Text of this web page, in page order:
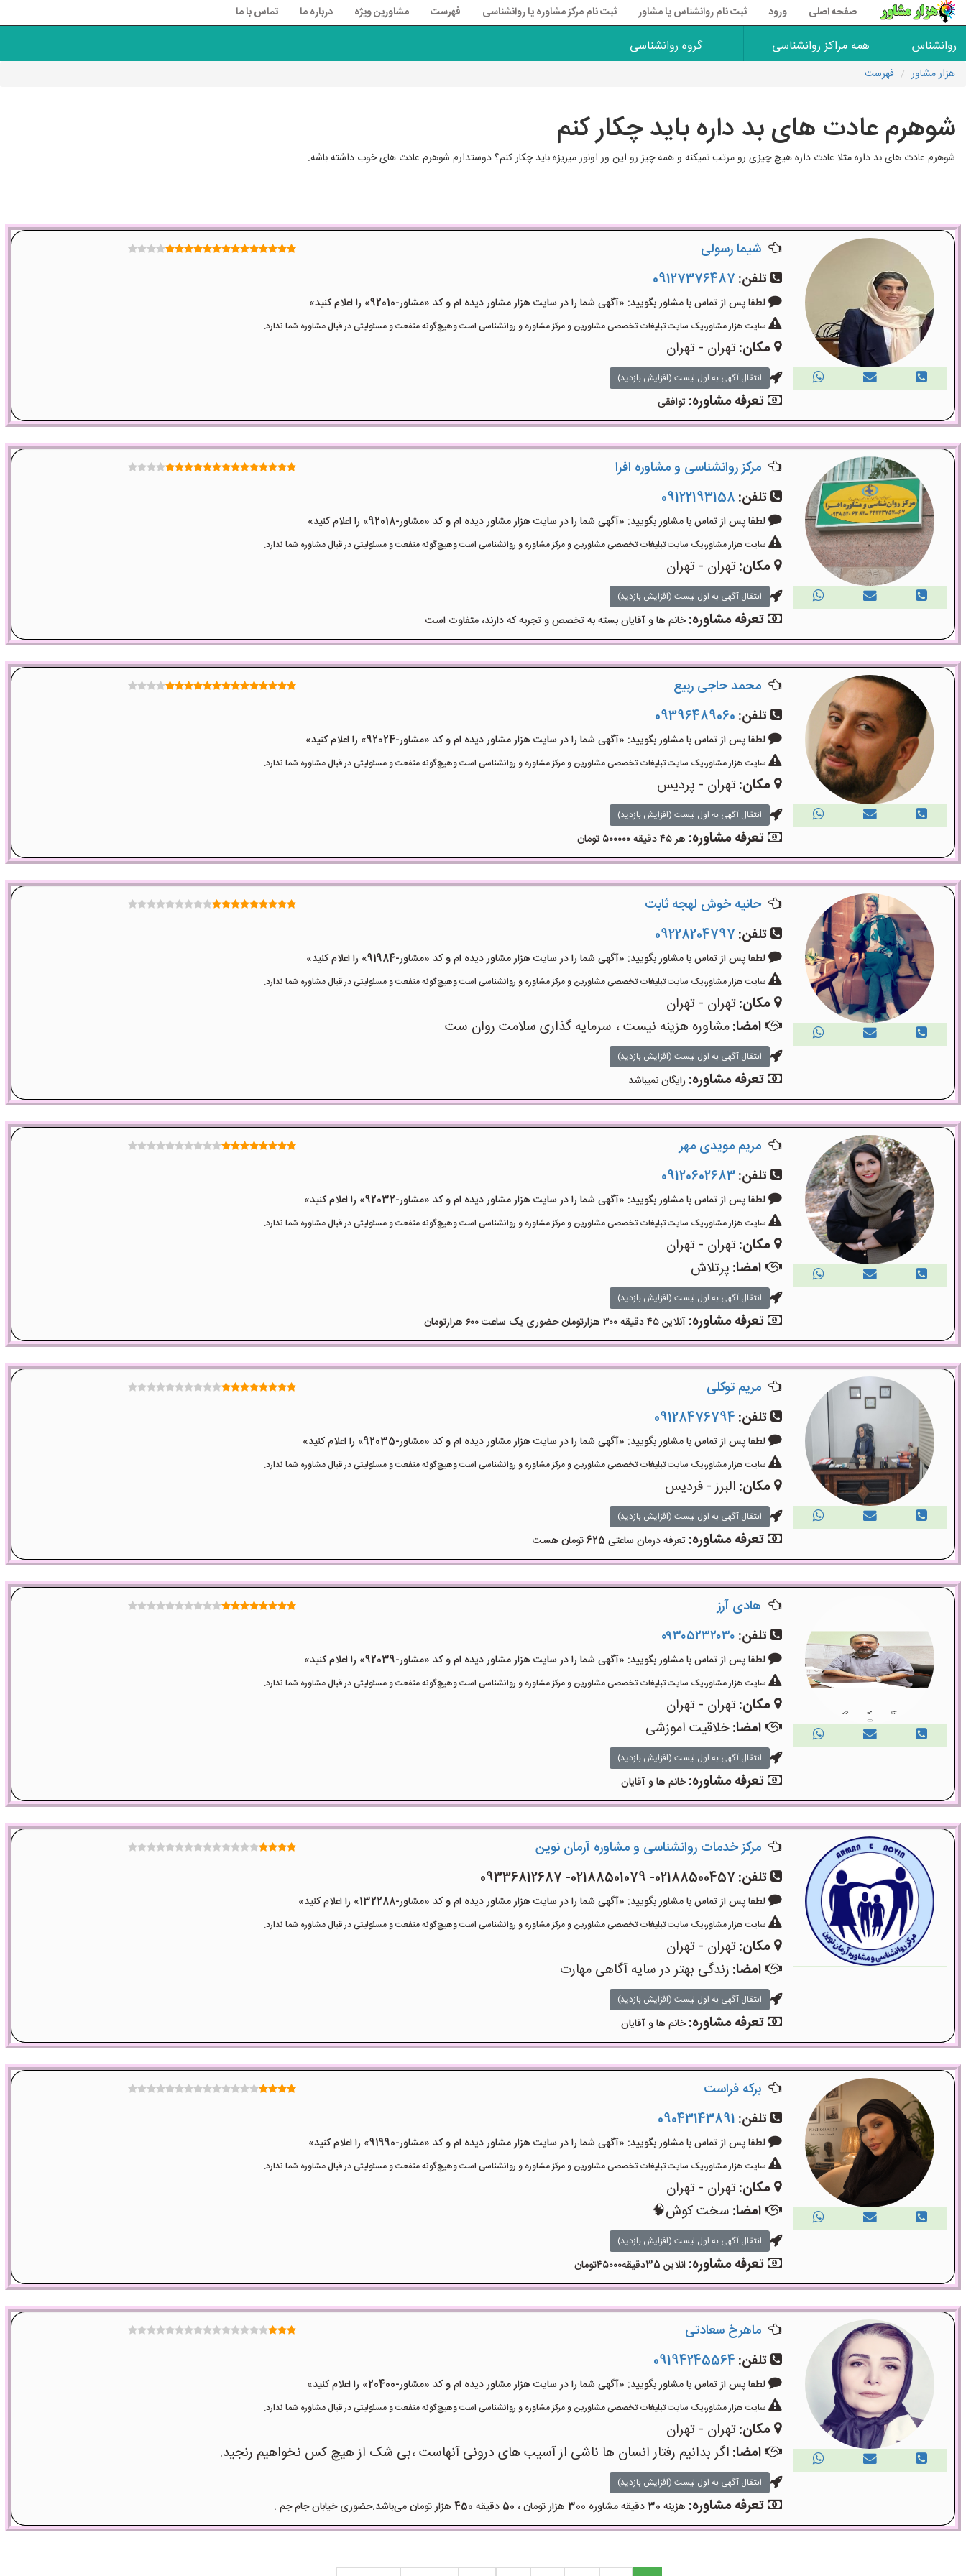
صفحه اصلی ورود ثبت نام روانشناس یا مشاور ثبت نام مرکز مشاوره یا روانشناسی فهرست مشاورین ویژه درباره ما تماس با ما
روانشناس همه مراکز روانشناسی گروه روانشناسی
هزار مشاور فهرست
شوهرم عادت های بد داره باید چکار کنم
شوهرم عادت های بد داره مثلا عادت داره هیچ چیزی رو مرتب نمیکنه و همه چیز رو این ور اونور میریزه باید چکار کنم؟ دوستدارم شوهرم عادت های خوب داشته باشه.
شیما رسولی
تلفن: 09127376487
لطفا پس از تماس با مشاور بگویید: «آگهی شما را در سایت هزار مشاور دیده ام و کد «مشاور-92010» را اعلام کنید»
سایت هزار مشاور،یک سایت تبلیغات تخصصی مشاورین و مرکز مشاوره و روانشناسی است وهیچ‌گونه منفعت و مسئولیتی در قبال مشاوره شما ندارد.
مکان:تهران - تهران
انتقال آگهی به اول لیست (افزایش بازدید)
تعرفه مشاوره: توافقی
مرکز روانشناسی و مشاوره افرا
تلفن: 09122193158
لطفا پس از تماس با مشاور بگویید: «آگهی شما را در سایت هزار مشاور دیده ام و کد «مشاور-92018» را اعلام کنید»
سایت هزار مشاور،یک سایت تبلیغات تخصصی مشاورین و مرکز مشاوره و روانشناسی است وهیچ‌گونه منفعت و مسئولیتی در قبال مشاوره شما ندارد.
مکان:تهران - تهران
انتقال آگهی به اول لیست (افزایش بازدید)
تعرفه مشاوره:خانم ها و آقایان بسته به تخصص و تجربه که دارند، متفاوت است
محمد حاجی ربیع
تلفن: 09396489060
لطفا پس از تماس با مشاور بگویید: «آگهی شما را در سایت هزار مشاور دیده ام و کد «مشاور-92024» را اعلام کنید»
سایت هزار مشاور،یک سایت تبلیغات تخصصی مشاورین و مرکز مشاوره و روانشناسی است وهیچ‌گونه منفعت و مسئولیتی در قبال مشاوره شما ندارد.
مکان:تهران - پردیس
انتقال آگهی به اول لیست (افزایش بازدید)
تعرفه مشاوره: هر ۴۵ دقیقه ۵۰۰۰۰۰ تومان
حانیه خوش لهجه ثابت
تلفن: 09228204797
لطفا پس از تماس با مشاور بگویید: «آگهی شما را در سایت هزار مشاور دیده ام و کد «مشاور-91984» را اعلام کنید»
سایت هزار مشاور،یک سایت تبلیغات تخصصی مشاورین و مرکز مشاوره و روانشناسی است وهیچ‌گونه منفعت و مسئولیتی در قبال مشاوره شما ندارد.
مکان:تهران - تهران
امضا:مشاوره هزینه نیست ، سرمایه گذاری سلامت روان ست
انتقال آگهی به اول لیست (افزایش بازدید)
تعرفه مشاوره: رایگان نمیباشد
مریم مویدی مهر
تلفن:09120602683
لطفا پس از تماس با مشاور بگویید: «آگهی شما را در سایت هزار مشاور دیده ام و کد «مشاور-92032» را اعلام کنید»
سایت هزار مشاور،یک سایت تبلیغات تخصصی مشاورین و مرکز مشاوره و روانشناسی است وهیچ‌گونه منفعت و مسئولیتی در قبال مشاوره شما ندارد.
مکان:تهران - تهران
امضا: پرتلاش
انتقال آگهی به اول لیست (افزایش بازدید)
تعرفه مشاوره:آنلاین ۴۵ دقیقه ۳۰۰ هزارتومان حضوری یک ساعت ۶۰۰ هرارتومان
مریم توکلی
تلفن: 09128476794
لطفا پس از تماس با مشاور بگویید: «آگهی شما را در سایت هزار مشاور دیده ام و کد «مشاور-92035» را اعلام کنید»
سایت هزار مشاور،یک سایت تبلیغات تخصصی مشاورین و مرکز مشاوره و روانشناسی است وهیچ‌گونه منفعت و مسئولیتی در قبال مشاوره شما ندارد.
مکان: البرز - فردیس
انتقال آگهی به اول لیست (افزایش بازدید)
تعرفه مشاوره: تعرفه درمان ساعتی 625 تومان هست
هادی آرز
تلفن: ۰۹۳۰۵۲۳۲۰۳۰
لطفا پس از تماس با مشاور بگویید: «آگهی شما را در سایت هزار مشاور دیده ام و کد «مشاور-92039» را اعلام کنید»
سایت هزار مشاور،یک سایت تبلیغات تخصصی مشاورین و مرکز مشاوره و روانشناسی است وهیچ‌گونه منفعت و مسئولیتی در قبال مشاوره شما ندارد.
مکان:تهران - تهران
امضا:خلاقیت اموزشی
انتقال آگهی به اول لیست (افزایش بازدید)
تعرفه مشاوره:خانم ها و آقایان
مرکز خدمات روانشناسی و مشاوره آرمان نوین
تلفن: 02188500457- 02188501079- 09336812687
لطفا پس از تماس با مشاور بگویید: «آگهی شما را در سایت هزار مشاور دیده ام و کد «مشاور-132288» را اعلام کنید»
سایت هزار مشاور،یک سایت تبلیغات تخصصی مشاورین و مرکز مشاوره و روانشناسی است وهیچ‌گونه منفعت و مسئولیتی در قبال مشاوره شما ندارد.
مکان:تهران - تهران
امضا: زندگی بهتر در سایه آگاهی مهارت
انتقال آگهی به اول لیست (افزایش بازدید)
تعرفه مشاوره:خانم ها و آقایان
برکه فراست
تلفن: 09043143891
لطفا پس از تماس با مشاور بگویید: «آگهی شما را در سایت هزار مشاور دیده ام و کد «مشاور-91990» را اعلام کنید»
سایت هزار مشاور،یک سایت تبلیغات تخصصی مشاورین و مرکز مشاوره و روانشناسی است وهیچ‌گونه منفعت و مسئولیتی در قبال مشاوره شما ندارد.
مکان:تهران - تهران
امضا: سخت کوش🧠
انتقال آگهی به اول لیست (افزایش بازدید)
تعرفه مشاوره:انلاین 35دقیقه۴۵۰۰۰تومان
ماهرخ سعادتی
تلفن: 09194245564
لطفا پس از تماس با مشاور بگویید: «آگهی شما را در سایت هزار مشاور دیده ام و کد «مشاور-20400» را اعلام کنید»
سایت هزار مشاور،یک سایت تبلیغات تخصصی مشاورین و مرکز مشاوره و روانشناسی است وهیچ‌گونه منفعت و مسئولیتی در قبال مشاوره شما ندارد.
مکان:تهران - تهران
امضا: اگر بدانیم رفتار انسان ها ناشی از آسیب های درونی آنهاست ،بی شک از هیچ کس نخواهیم رنجید.
انتقال آگهی به اول لیست (افزایش بازدید)
تعرفه مشاوره: هزینه 30 دقیقه مشاوره 300 هزار تومان ، 50 دقیقه 450 هزار تومان می‌باشد.حضوری خیابان جام جم .